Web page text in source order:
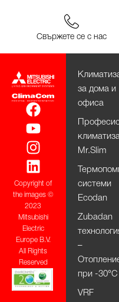
Свържете се с нас
Copyright of
the images ©
2023
Mitsubishi
Electric
Europe B.V.
All Rights
Reserved
за дома и
офиса
Mr.Slim
системи
Ecodan
Zubadan
–
при -30°С
VRF